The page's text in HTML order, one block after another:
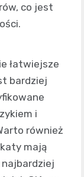
co jest
łatwiejsze
bardziej
i
również
mają